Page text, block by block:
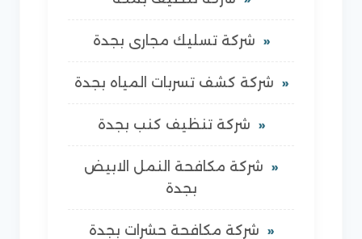
شركة تسليك مجارى بجدة
شركة كشف تسربات المياه بجدة
شركة تنظيف كنب بجدة
شركة مكافحة النمل الابيض
بجدة
شركة مكافحة حشرات بجدة